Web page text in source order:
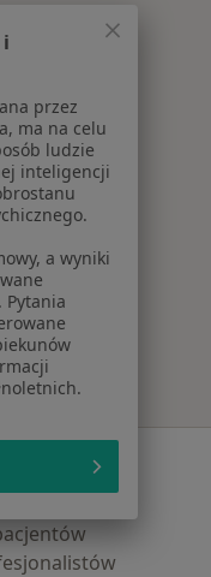
leczone
przez
ma na celu
ludzie
inteligencji
a wyniki
Pytania